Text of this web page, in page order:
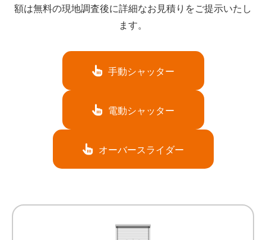
額は無料の現地調査後に詳細なお見積りをご提示いたし
ます。
手動シャッター
電動シャッター
オーバースライダー